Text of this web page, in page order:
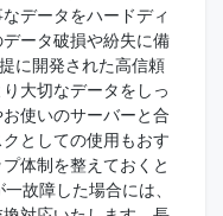
データをハードディ
ータ破損や紛失に備
に開発された高信頼
大切なデータをしっ
使いのサーバーと合
としての使用もおす
体制を整えておくと
故障した場合には、